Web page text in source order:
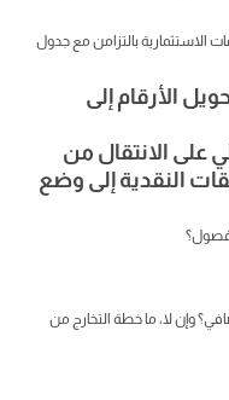
الاستثمارية بالتزامن مع جدول
الأرقام إلى
على الانتقال من
النقدية إلى وضع
وإن لا، ما خطة التخارج من